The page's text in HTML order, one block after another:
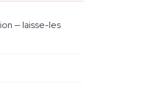
— laisse-les